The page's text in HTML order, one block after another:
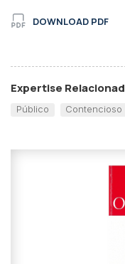
DOWNLOAD PDF
Expertise
Público Contencioso